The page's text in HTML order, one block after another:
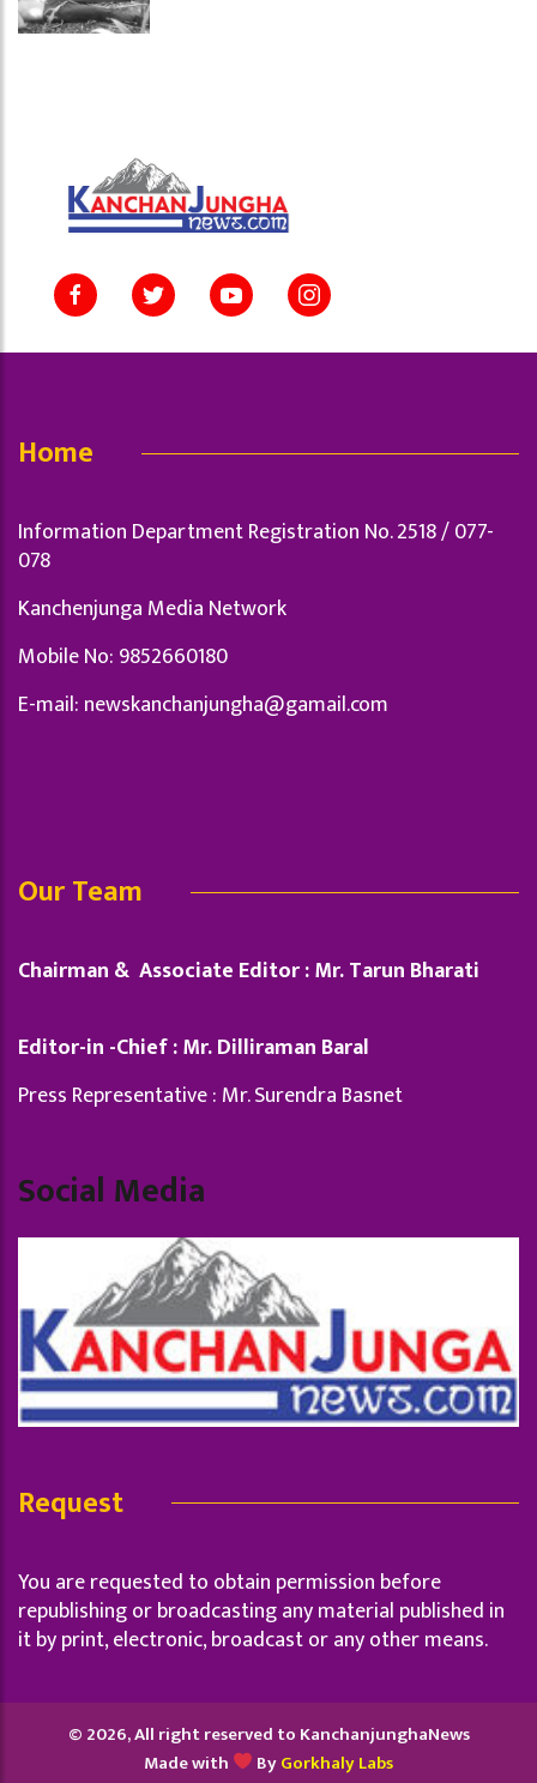
Home
Information Department Registration No. 2518 / 077-
078
Kanchenjunga Media Network
Mobile No: 9852660180
E-mail: newskanchanjungha@gamail.com
Our Team
Chairman & Associate Editor : Mr. Tarun Bharati
Editor-in -Chief : Mr. Dilliraman Baral
Press Representative : Mr. Surendra Basnet
Social Media
Request
You are requested to obtain permission before
republishing or broadcasting any material published in
it by print, electronic, broadcast or any other means.
© 2026, All right reserved to KanchanjunghaNews
Made with
ByGorkhaly Labs